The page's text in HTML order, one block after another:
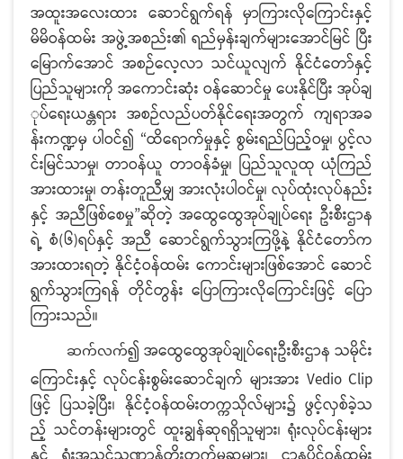
အထူးအလေးထား ဆောင်ရွက်ရန် မှာကြားလိုကြောင်းနှင့်
မိမိဝန်ထမ်း အဖွဲ့အစည်း၏ ရည်မှန်းချက်များအောင်မြင် ပြီး
မြောက်အောင် အစဉ်လေ့လာ သင်ယူလျက် နိုင်ငံတော်နှင့်
ပြည်သူများကို အကောင်းဆုံး ဝန်ဆောင်မှု ပေးနိုင်ပြီး အုပ်ချ
ုပ်ရေးယန္တရား အစဉ်လည်ပတ်နိုင်ရေးအတွက် ကျရာအခ
န်းကဏ္ဍမှ ပါဝင်၍ “ထိရောက်မှုနှင့် စွမ်းရည်ပြည့်ဝမှု၊ ပွင့်လ
င်းမြင်သာမှု၊ တာဝန်ယူ တာဝန်ခံမှု၊ ပြည်သူလူထု ယုံကြည်
အားထားမှု၊ တန်းတူညီမျှ အားလုံးပါဝင်မှု၊ လုပ်ထုံးလုပ်နည်း
နှင့် အညီဖြစ်စေမှု”ဆိုတဲ့ အထွေထွေအုပ်ချုပ်ရေး ဦးစီးဌာန
ရဲ့ စံ(၆)ရပ်နှင့် အညီ ဆောင်ရွက်သွားကြဖို့နဲ့ နိုင်ငံတော်က
အားထားရတဲ့ နိုင်ငံ့ဝန်ထမ်း ကောင်းများဖြစ်အောင် ဆောင်
ရွက်သွားကြရန် တိုင်တွန်း ပြောကြားလိုကြောင်းဖြင့် ပြော
ကြားသည်။
ဆက်လက်၍ အထွေထွေအုပ်ချုပ်ရေးဦးစီးဌာန သမိုင်း
ကြောင်းနှင့် လုပ်ငန်းစွမ်းဆောင်ချက် များအား Vedio Clip
ဖြင့် ပြသခဲ့ပြီး၊ နိုင်ငံ့ဝန်ထမ်းတက္ကသိုလ်များ၌ ဖွင့်လှစ်ခဲ့သ
ည့် သင်တန်းများတွင် ထူးချွန်ဆုရရှိသူများ၊ ရုံးလုပ်ငန်းများ